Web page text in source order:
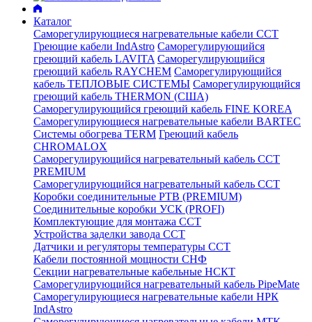
Каталог
Саморегулирующиеся нагревательные кабели ССТ
Греющие кабели IndAstro Саморегулирующийся
греющий кабель LAVITA Саморегулирующийся
греющий кабель RAYCHEM Саморегулирующийся
кабель ТЕПЛОВЫЕ СИСТЕМЫ Саморегулирующийся
греющий кабель THERMON (США)
Саморегулирующийся греющий кабель FINE KOREA
Саморегулирующиеся нагревательные кабели BARTEC
Системы обогрева TERM Греющий кабель
CHROMALOX
Саморегулирующийся нагревательный кабель ССТ
PREMIUM
Саморегулирующийся нагревательный кабель ССТ
Коробки соединительные РТВ (PREMIUM)
Соединительные коробки УСК (PROFI)
Комплектующие для монтажа ССТ
Устройства заделки завода ССТ
Датчики и регуляторы температуры ССТ
Кабели постоянной мощности СНФ
Секции нагревательные кабельные НСКТ
Саморегулирующийся нагревательный кабель PipeMate
Саморегулирующиеся нагревательные кабели НРК
IndAstro